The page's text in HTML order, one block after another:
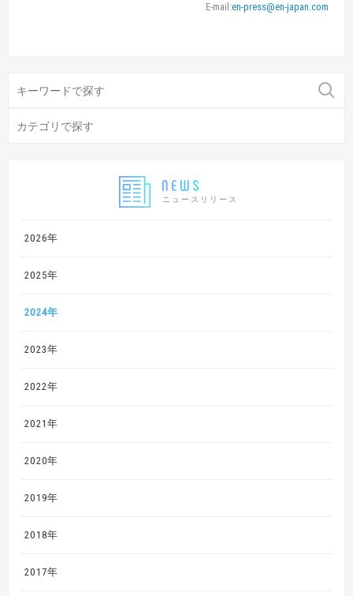
ニュースリリース
2026年
2025年
2024年
2023年
2022年
2021年
2020年
2019年
2018年
2017年
E-mail:en-press@en-japan.com